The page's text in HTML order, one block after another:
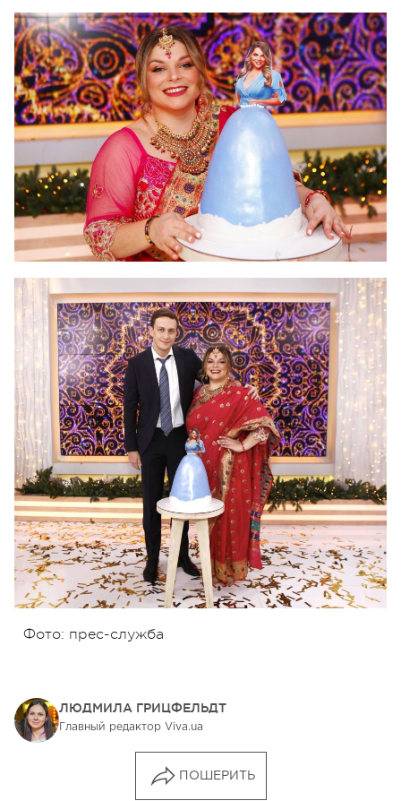
Фото: прес-служба
ЛЮДМИЛА ГРИЦФЕЛЬДТ
Главный редактор Viva.ua
ПОШЕРИТЬ